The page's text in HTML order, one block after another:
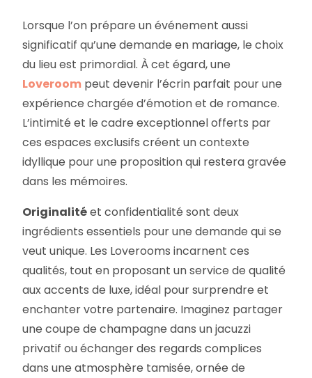
Lorsque l’on prépare un événement aussi
significatif qu’une demande en mariage, le choix
du lieu est primordial. À cet égard, une
Loveroom peut devenir l’écrin parfait pour une
expérience chargée d’émotion et de romance.
L’intimité et le cadre exceptionnel offerts par
ces espaces exclusifs créent un contexte
idyllique pour une proposition qui restera gravée
dans les mémoires.
Originalitéet confidentialité sont deux
ingrédients essentiels pour une demande qui se
veut unique. Les Loverooms incarnent ces
qualités, tout en proposant un service de qualité
aux accents de luxe, idéal pour surprendre et
enchanter votre partenaire. Imaginez partager
une coupe de champagne dans un jacuzzi
privatif ou échanger des regards complices
dans une atmosphère tamisée, ornée de